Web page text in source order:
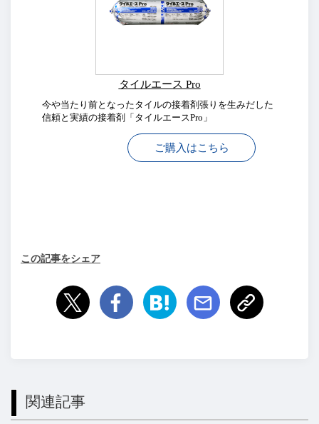
タイルエース Pro
今や当たり前となったタイルの接着剤張りを生みだした
信頼と実績の接着剤「タイルエースPro」
ご購入はこちら
この記事をシェア
関連記事